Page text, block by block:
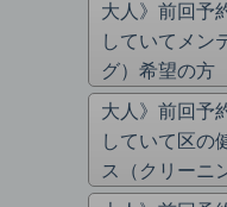
大人》前回予
していてメン
グ）希望の方
大人》前回予
していて区の
ス（クリーニ